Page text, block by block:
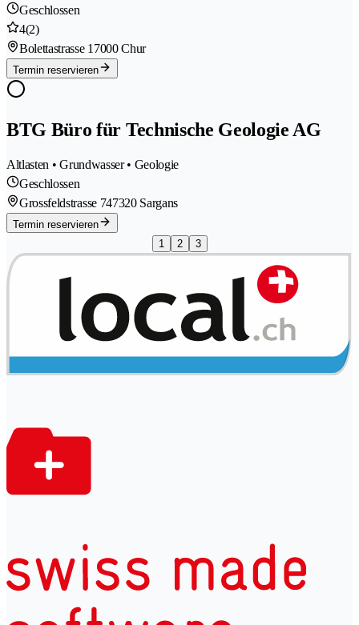
Geschlossen
4(2)
Bolettastrasse 1 7000 Chur
Termin reservieren
BTG Büro für Technische Geologie AG
Altlasten • Grundwasser • Geologie
Geschlossen
Grossfeldstrasse 747320 Sargans
Termin reservieren
1
2 3